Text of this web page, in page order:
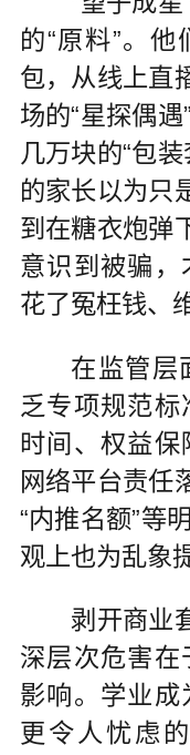
的“原料”。
包，从线上直
场的“星探偶
几万块的“包
的家长以为只
到在糖衣炮弹
意识到被骗，
花了冤枉钱、
在监管层
乏专项规范
时间、权益保
网络平台责任
“内推名额”等
观上也为乱象
剥开商业
深层次危害在
影响。学业成
更令人忧虑